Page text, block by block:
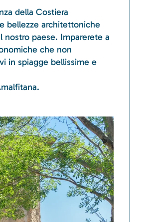
della Costiera
bellezze architettoniche
paese. Imparerete a
che non
in spiagge bellissime e